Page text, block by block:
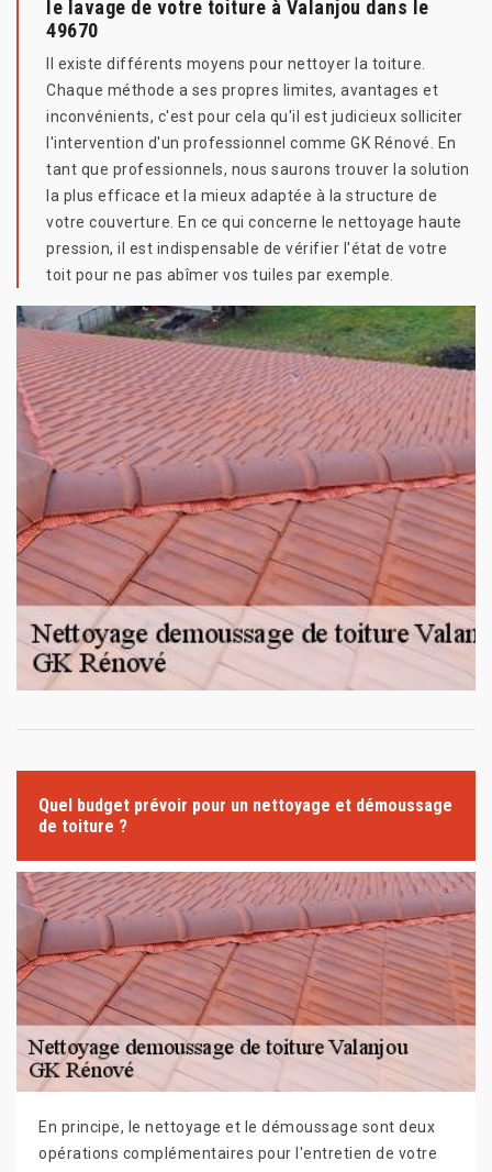
le lavage de votre toiture à Valanjou dans le
49670
Il existe différents moyens pour nettoyer la toiture.
Chaque méthode a ses propres limites, avantages et
inconvénients, c'est pour cela qu'il est judicieux solliciter
l'intervention d'un professionnel comme GK Rénové. En
tant que professionnels, nous saurons trouver la solution
la plus efficace et la mieux adaptée à la structure de
votre couverture. En ce qui concerne le nettoyage haute
pression, il est indispensable de vérifier l'état de votre
toit pour ne pas abîmer vos tuiles par exemple.
Quel budget prévoir pour un nettoyage et démoussage
de toiture ?
En principe, le nettoyage et le démoussage sont deux
opérations complémentaires pour l'entretien de votre